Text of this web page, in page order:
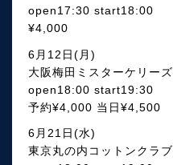
open17:30 start18:00
¥4,000
6月12日(月)
大阪梅田ミスターケリーズ
open18:00 start19:30
予約¥4,000 当日¥4,500
6月21日(水)
東京丸の内コットンクラブ